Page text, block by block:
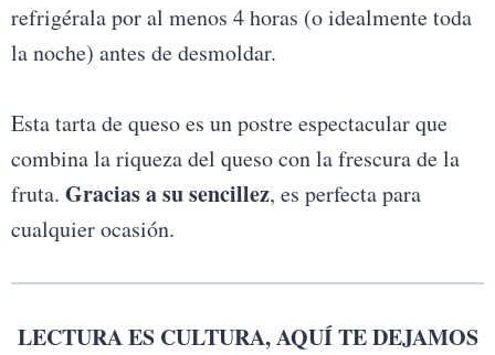
refrigérala por al menos 4 horas (o idealmente toda
la noche) antes de desmoldar.
Esta tarta de queso es un postre espectacular que
combina la riqueza del queso con la frescura de la
fruta. Gracias a su sencillez, es perfecta para
cualquier ocasión.
LECTURA ES CULTURA, AQUÍ TE DEJAMOS